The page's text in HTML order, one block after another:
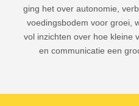
ging het over autonomie,
voedingsbodem voor groei,
vol inzichten over hoe kleine
en communicatie een